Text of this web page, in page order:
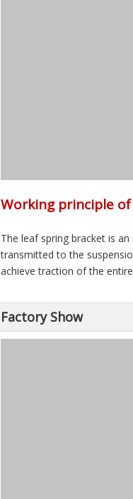
Working principle of
The leaf spring bracket is
transmitted to the
achieve traction of the
Factory Show